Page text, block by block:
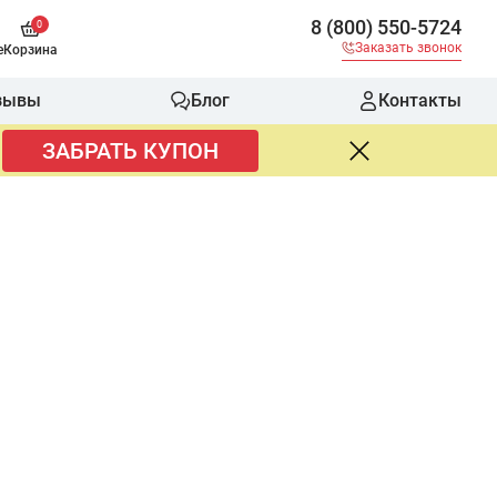
0
Корзина
8 (800) 550-5724
Заказать звонок
Блог Контакты
ЗАБРАТЬ КУПОН